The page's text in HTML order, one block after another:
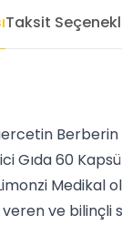
Taksit
Gıda 60
Medikal
veren ve bilinçli